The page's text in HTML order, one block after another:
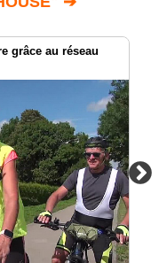
grâce au réseau